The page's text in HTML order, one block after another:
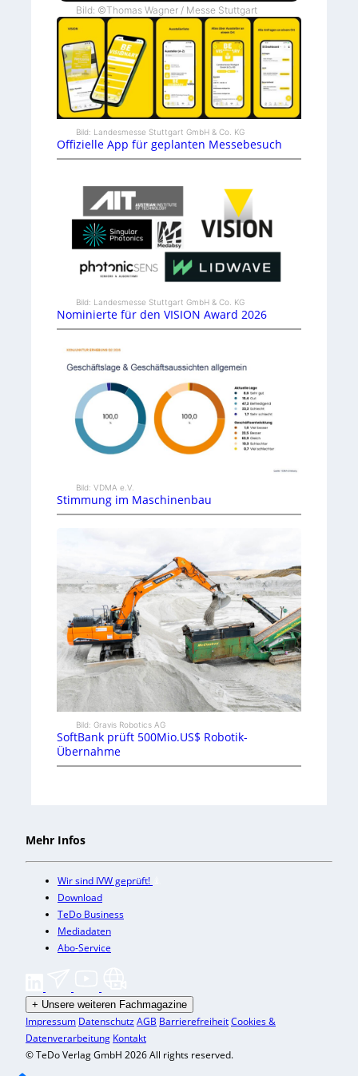
Bild: ©Thomas Wagner / Messe Stuttgart
Bild: Landesmesse Stuttgart GmbH & Co. KG
Offizielle App für geplanten Messebesuch
Bild: Landesmesse Stuttgart GmbH & Co. KG
Nominierte für den VISION Award 2026
Bild: VDMA e.V.
Stimmung im Maschinenbau
Bild: Gravis Robotics AG
SoftBank prüft 500Mio.US$ Robotik-
Übernahme
Mehr Infos
Wir sind IVW geprüft!
Download
TeDo Business
Mediadaten
Abo-Service
+ Unsere weiteren Fachmagazine
Impressum DatenschutzAGB BarrierefreiheitCookies &
Datenverarbeitung Kontakt
© TeDo Verlag GmbH 2026 All rights reserved.